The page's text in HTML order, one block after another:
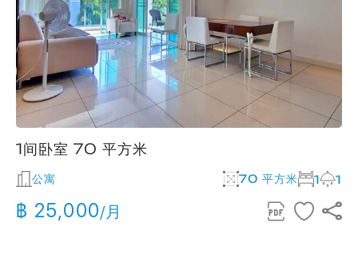
1间卧室 70 平方米
公寓 70 平方米 1 1
฿ 25,000/月